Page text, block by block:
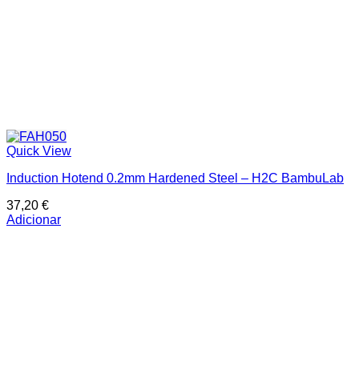
Quick View
Induction Hotend 0.2mm Hardened Steel – H2C BambuLab
37,20 €
Adicionar